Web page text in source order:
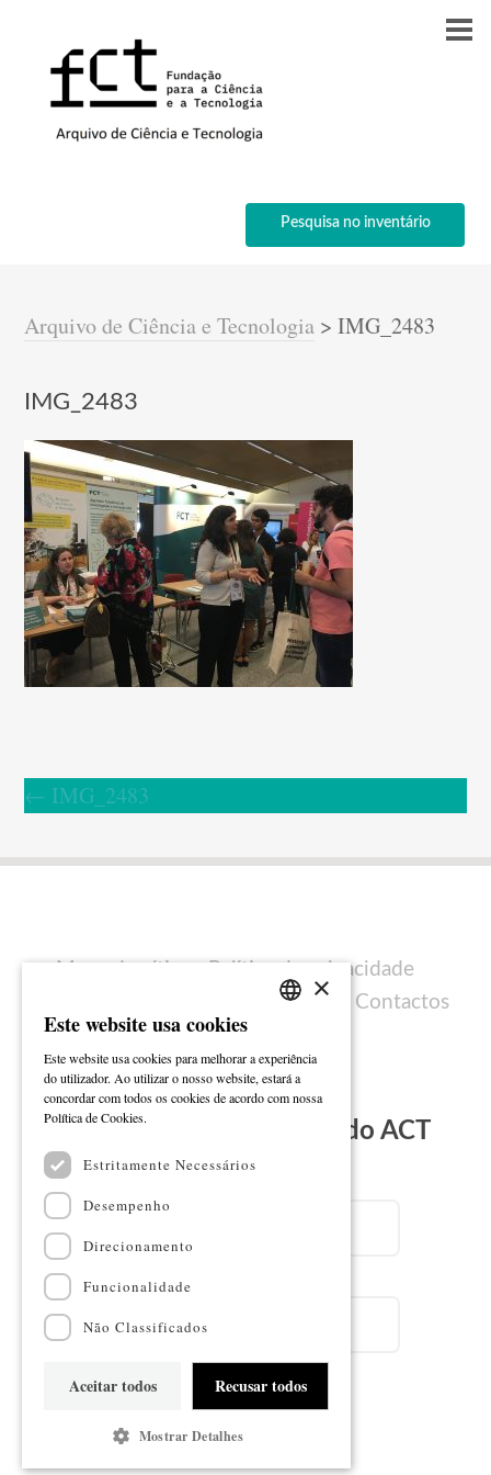
Pesquisa no inventário
Arquivo de Ciência e Tecnologia >IMG_2483
IMG_2483
← IMG_2483
Mapa do sítio
Política de privacidade
Ficha técnica Contactos
Subscreva a Newsletter do ACT
Subscrever
Mapa do sítio
ENGLISH
×
Este website usa cookies
Este website usa cookies para melhorar a experiência
do utilizador. Ao utilizar o nosso website, estará a
concordar com todos os cookies de acordo com nossa
Política de Cookies.
Estritamente Necessários
Desempenho
Direcionamento
Funcionalidade
Não Classificados
Aceitar todos Recusar todos
Mostrar Detalhes